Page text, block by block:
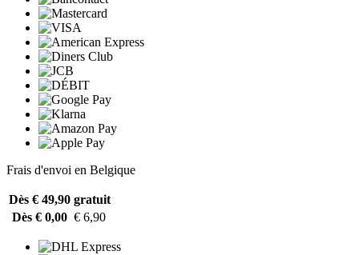
Frais d'envoi en Belgique
Dès € 49,90 gratuit
Dès € 0,00 € 6,90